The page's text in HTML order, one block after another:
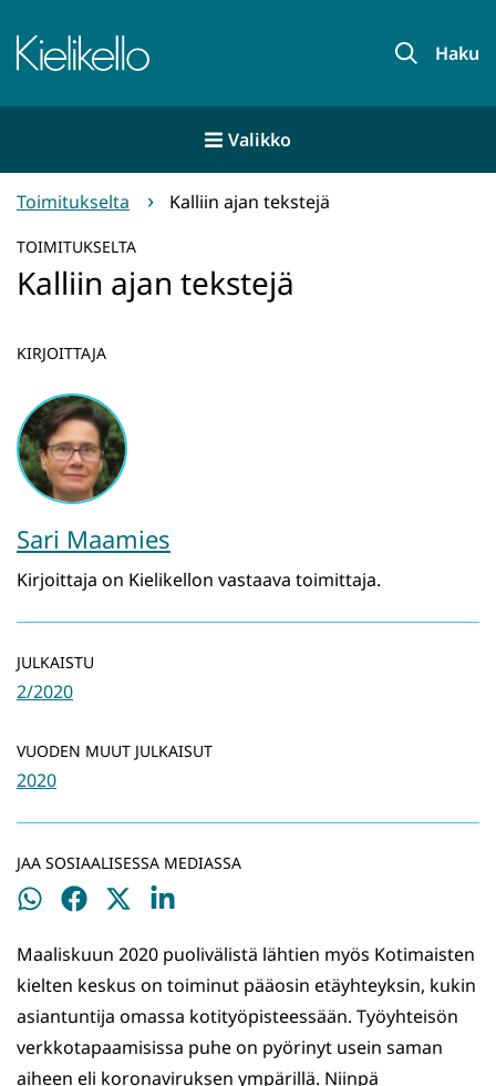
sisältöön
Etusivu Haku
Valikko
Toimitukselta Kalliin ajan tekstejä
TOIMITUKSELTA
Kalliin ajan tekstejä
KIRJOITTAJA
Sari Maamies
Kirjoittaja on Kielikellon vastaava toimittaja.
JULKAISTU
2/2020
VUODEN MUUT JULKAISUT
2020
JAA SOSIAALISESSA MEDIASSA
Jaa
Jaa
Jaa
Jaa
Maaliskuun 2020 puolivälistä lähtien myös Kotimaisten
kielten keskus on toiminut pääosin etäyhteyksin, kukin
asiantuntija omassa kotityöpisteessään. Työyhteisön
verkkotapaamisissa puhe on pyörinyt usein saman
aiheen eli koronaviruksen ympärillä. Niinpä